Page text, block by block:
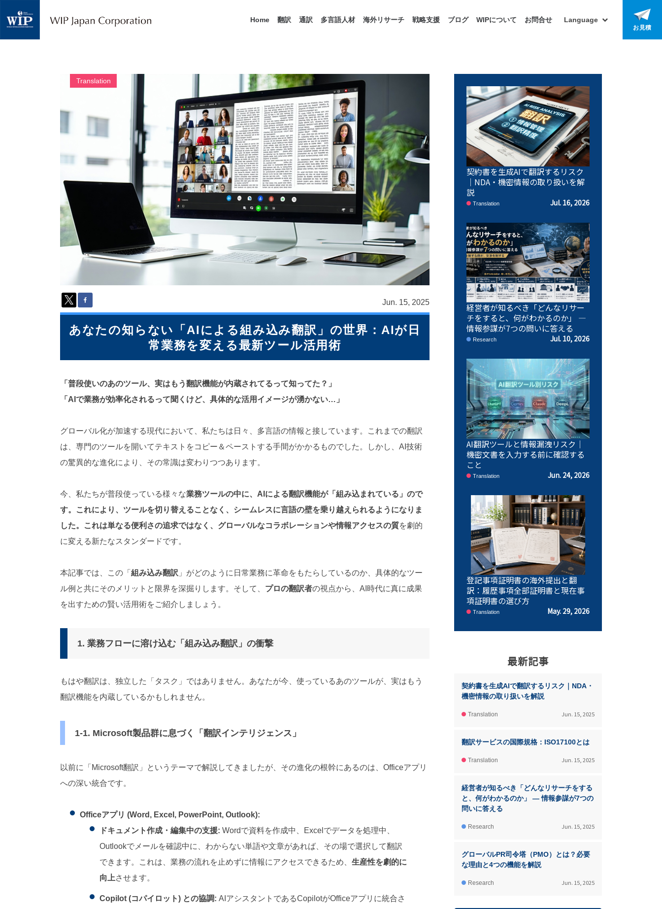
P
外
材
派
遣
の
多
言
ス
（
1
3
・
2
カ
対
応
Home 翻訳 通訳 多言語人材 海外リサーチ 戦略支援 ブログ WIPについて お問合せ Language
お見積
Translation
Jun. 15, 2025
あなたの知らない「AIによる組み込み翻訳」の世界：AIが日
常業務を変える最新ツール活用術
「普段使いのあのツール、実はもう翻訳機能が内蔵されてるって知ってた？」
「AIで業務が効率化されるって聞くけど、具体的な活用イメージが湧かない…」
グローバル化が加速する現代において、私たちは日々、多言語の情報と接しています。これまでの翻訳
は、専門のツールを開いてテキストをコピー＆ペーストする手間がかかるものでした。しかし、AI技術
の驚異的な進化により、その常識は変わりつつあります。
今、私たちが普段使っている様々な業務ツールの中に、AIによる翻訳機能が「組み込まれている」ので
す。これにより、ツールを切り替えることなく、シームレスに言語の壁を乗り越えられるようになりま
した。これは単なる便利さの追求ではなく、グローバルなコラボレーションや情報アクセスの質を劇的
に変える新たなスタンダードです。
本記事では、この「 組み込み翻訳 」がどのように日常業務に革命をもたらしているのか、具体的なツー
ル例と共にそのメリットと限界を深掘りします。そして、 プロの翻訳者の視点から、AI時代に真に成果
を出すための賢い活用術をご紹介しましょう。
1. 業務フローに溶け込む「組み込み翻訳」の衝撃
もはや翻訳は、独立した「タスク」ではありません。あなたが今、使っているあのツールが、実はもう
翻訳機能を内蔵しているかもしれません。
1-1. Microsoft製品群に息づく「翻訳インテリジェンス」
以前に「Microsoft翻訳」というテーマで解説してきましたが、その進化の根幹にあるのは、Officeアプリ
への深い統合です。
Officeアプリ (Word, Excel, PowerPoint, Outlook):
ドキュメント作成・編集中の支援: Wordで資料を作成中、Excelでデータを処理中、
Outlookでメールを確認中に、わからない単語や文章があれば、その場で選択して翻訳
できます。これは、業務の流れを止めずに情報にアクセスできるため、 生産性を劇的に
向上させます。
Copilot (コパイロット) との協調: AIアシスタントであるCopilotがOfficeアプリに統合さ
契約書を生成AIで翻訳するリスク
｜NDA・機密情報の取り扱いを解
説
Translation Jul. 16, 2026
経営者が知るべき「どんなリサー
チをすると、何がわかるのか」 ―
情報参謀が7つの問いに答える
Research Jul. 10, 2026
AI翻訳ツールと情報漏洩リスク｜
機密文書を入力する前に確認する
こと
Translation Jun. 24, 2026
登記事項証明書の海外提出と翻
訳：履歴事項全部証明書と現在事
項証明書の選び方
Translation May. 29, 2026
最新記事
契約書を生成AIで翻訳するリスク｜NDA・
機密情報の取り扱いを解説
Translation Jun. 15, 2025
翻訳サービスの国際規格：ISO17100とは
Translation Jun. 15, 2025
経営者が知るべき「どんなリサーチをする
と、何がわかるのか」 ― 情報参謀が7つの
問いに答える
Research Jun. 15, 2025
グローバルPR司令塔（PMO）とは？必要
な理由と4つの機能を解説
Research Jun. 15, 2025